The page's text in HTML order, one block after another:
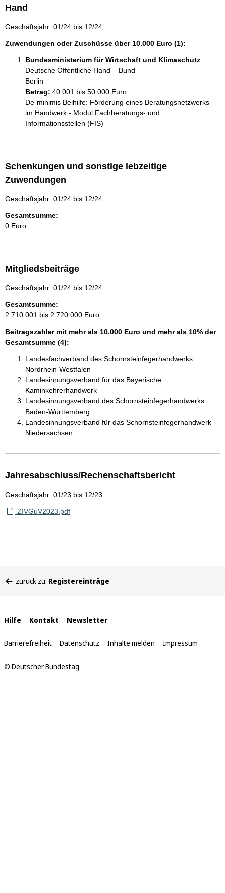
Hand
Geschäftsjahr: 01/24 bis 12/24
Zuwendungen oder Zuschüsse über 10.000 Euro (1):
Bundesministerium für Wirtschaft und Klimaschutz
Deutsche Öffentliche Hand – Bund
Berlin
Betrag: 40.001 bis 50.000 Euro
De-minimis Beihilfe: Förderung eines Beratungsnetzwerks
im Handwerk - Modul Fachberatungs- und
Informationsstellen (FIS)
Schenkungen und sonstige lebzeitige
Zuwendungen
Geschäftsjahr: 01/24 bis 12/24
Gesamtsumme:
0 Euro
Mitgliedsbeiträge
Geschäftsjahr: 01/24 bis 12/24
Gesamtsumme:
2.710.001 bis 2.720.000 Euro
Beitragszahler mit mehr als 10.000 Euro und mehr als 10% der
Gesamtsumme (4):
Landesfachverband des Schornsteinfegerhandwerks
Nordrhein-Westfalen
Landesinnungsverband für das Bayerische
Kaminkehrerhandwerk
Landesinnungsverband des Schornsteinfegerhandwerks
Baden-Württemberg
Landesinnungsverband für das Schornsteinfegerhandwerk
Niedersachsen
Jahresabschluss/Rechenschaftsbericht
Geschäftsjahr: 01/23 bis 12/23
ZIVGuV2023.pdf
befinden
zurück zu: Registereinträge
Interne
Links
Hilfe Kontakt Newsletter
Barrierefreiheit Datenschutz Inhalte melden Impressum
© Deutscher Bundestag